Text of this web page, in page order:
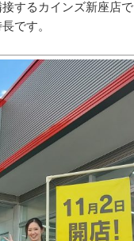
するカインズ新座店で
です。